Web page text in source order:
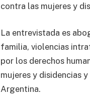
contra las mujeres y
La entrevistada es
familia, violencias
por los derechos
mujeres y disidencias
Argentina.